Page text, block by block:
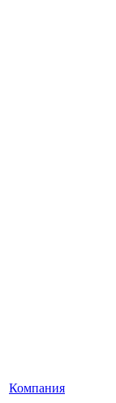
Компания